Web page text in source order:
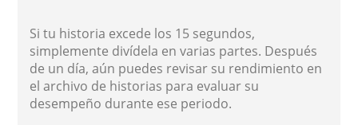
Si tu historia excede los 15 segundos,
simplemente divídela en varias partes. Después
de un día, aún puedes revisar su rendimiento en
el archivo de historias para evaluar su
desempeño durante ese periodo.